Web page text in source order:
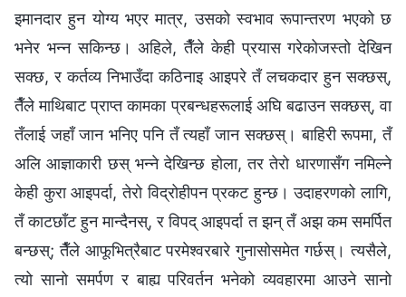
इमानदार हुन योग्य भएर मात्र, उसको स्वभाव रूपान्तरण भएको छ
भनेर भन्‍न सकिन्छ। अहिले, तैँले केही प्रयास गरेकोजस्तो देखिन
सक्छ, र कर्तव्य निभाउँदा कठिनाइ आइपरे तँ लचकदार हुन सक्छस्,
तैँले माथिबाट प्राप्त कामका प्रबन्धहरूलाई अघि बढाउन सक्छस्, वा
तँलाई जहाँ जान भनिए पनि तँ त्यहाँ जान सक्छस्। बाहिरी रूपमा, तँ
अलि आज्ञाकारी छस् भन्‍ने देखिन्छ होला, तर तेरो धारणासँग नमिल्ने
केही कुरा आइपर्दा, तेरो विद्रोहीपन प्रकट हुन्छ। उदाहरणको लागि,
तँ काटछाँट हुन मान्दैनस्, र विपद्‌ आइपर्दा त झन् तँ अझ कम समर्पित
बन्छस्; तैँले आफूभित्रैबाट परमेश्‍वरबारे गुनासोसमेत गर्छस्। त्यसैले,
त्यो सानो समर्पण र बाह्य परिवर्तन भनेको व्यवहारमा आउने सानो